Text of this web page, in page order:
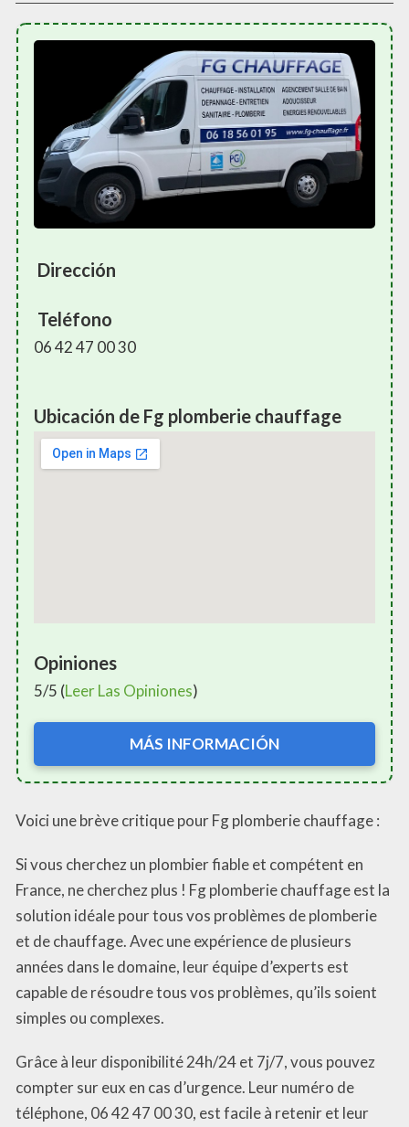
Dirección
Teléfono
06 42 47 00 30
Ubicación de Fg plomberie chauffage
Opiniones
5/5 (Leer Las Opiniones)
MÁS INFORMACIÓN
Voici une brève critique pour Fg plomberie chauffage :
Si vous cherchez un plombier fiable et compétent en
France, ne cherchez plus ! Fg plomberie chauffage est la
solution idéale pour tous vos problèmes de plomberie
et de chauffage. Avec une expérience de plusieurs
années dans le domaine, leur équipe d’experts est
capable de résoudre tous vos problèmes, qu’ils soient
simples ou complexes.
Grâce à leur disponibilité 24h/24 et 7j/7, vous pouvez
compter sur eux en cas d’urgence. Leur numéro de
téléphone, 06 42 47 00 30, est facile à retenir et leur